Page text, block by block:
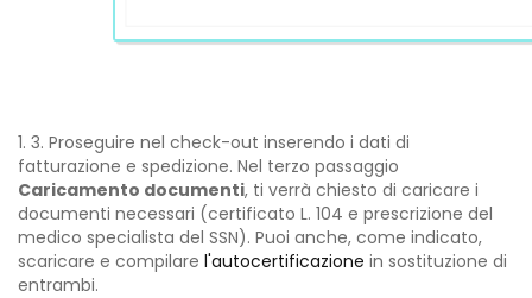
3. Proseguire nel check-out inserendo i dati di
fatturazione e spedizione. Nel terzo passaggio
Caricamento documenti, ti verrà chiesto di caricare i
documenti necessari (certificato L. 104 e prescrizione del
medico specialista del SSN). Puoi anche, come indicato,
scaricare e compilare l'autocertificazione in sostituzione di
entrambi.